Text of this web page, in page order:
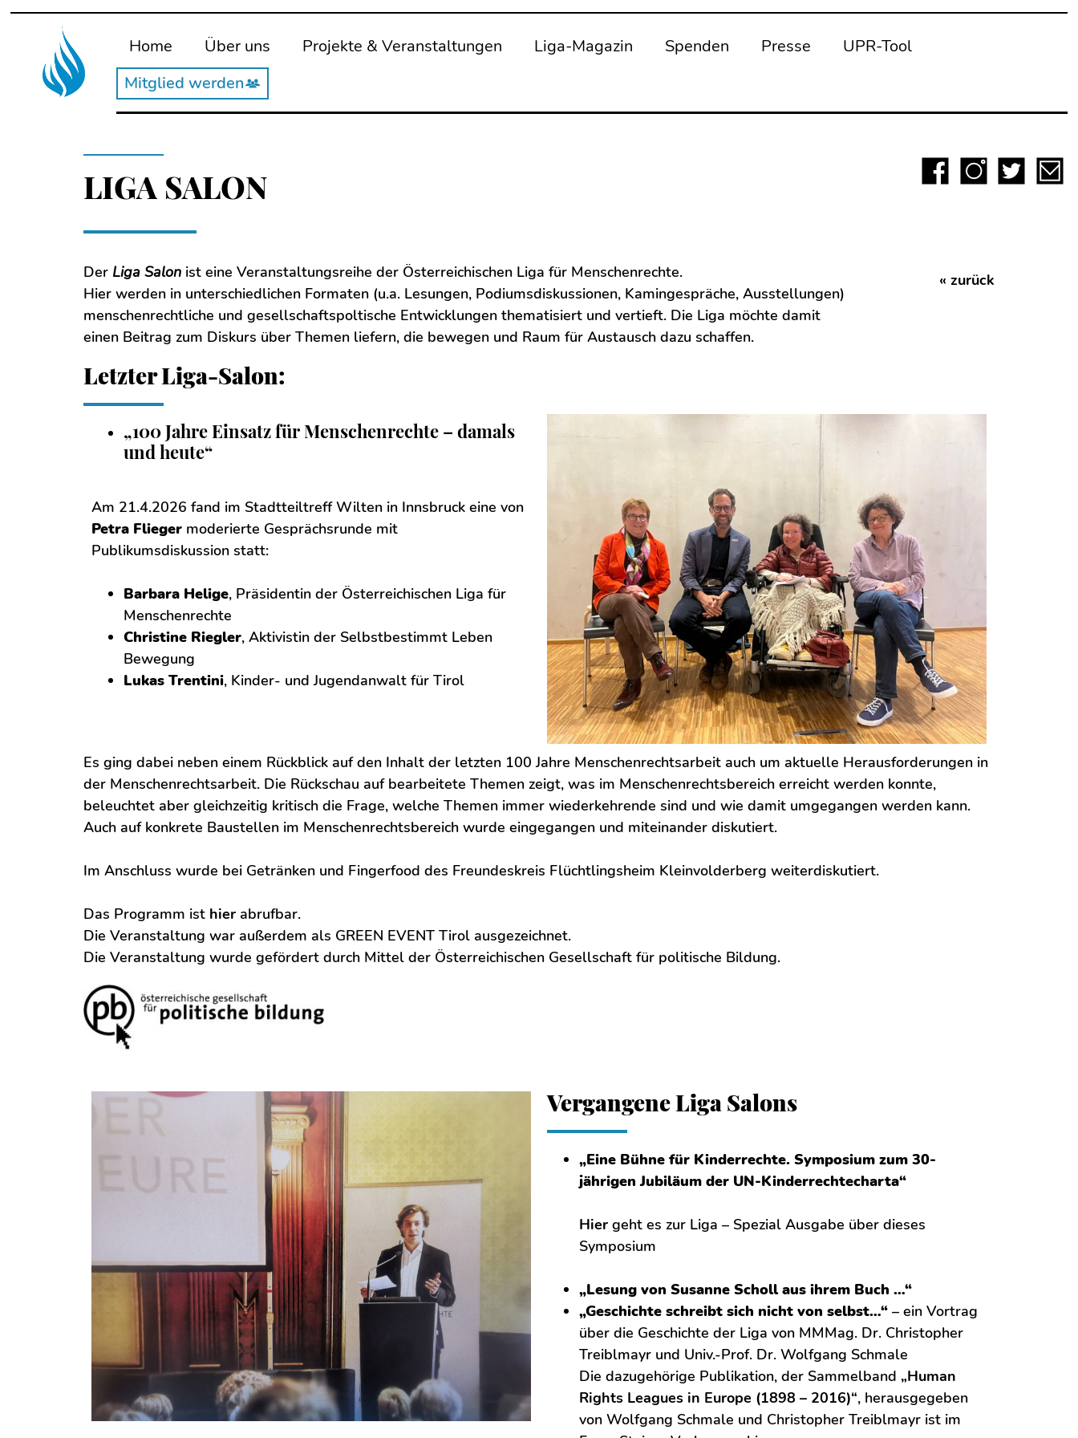
Home Über uns Projekte & Veran­staltungen Liga-Magazin Spenden Presse
UPR-Tool
Mitglied werden
LIGA SALON
Der Liga Salon ist eine Veranstaltungsreihe der Österreichischen Liga für Menschenrechte.
Hier werden in unterschiedlichen Formaten (u.a. Lesungen, Podiumsdiskussionen, Kamingespräche, Ausstellungen)
menschenrechtliche und gesellschaftspoltische Entwicklungen thematisiert und vertieft. Die Liga möchte damit
einen Beitrag zum Diskurs über Themen liefern, die bewegen und Raum für Austausch dazu schaffen.
Letzter Liga-Salon:
« zurück
„100 Jahre Einsatz für Menschenrechte – damals
und heute“
Am 21.4.2026 fand im Stadtteiltreff Wilten in Innsbruck eine von
Petra Flieger moderierte Gesprächsrunde mit
Publikumsdiskussion statt:
Barbara Helige, Präsidentin der Österreichischen Liga für
Menschenrechte
Christine Riegler, Aktivistin der Selbstbestimmt Leben
Bewegung
Lukas Trentini, Kinder- und Jugendanwalt für Tirol
Es ging dabei neben einem Rückblick auf den Inhalt der letzten 100 Jahre Menschenrechtsarbeit auch um aktuelle Herausforderungen in
der Menschenrechtsarbeit. Die Rückschau auf bearbeitete Themen zeigt, was im Menschenrechtsbereich erreicht werden konnte,
beleuchtet aber gleichzeitig kritisch die Frage, welche Themen immer wiederkehrende sind und wie damit umgegangen werden kann.
Auch auf konkrete Baustellen im Menschenrechtsbereich wurde eingegangen und miteinander diskutiert.
Im Anschluss wurde bei Getränken und Fingerfood des Freundeskreis Flüchtlingsheim Kleinvolderberg weiterdiskutiert.
Das Programm ist hier abrufbar.
Die Veranstaltung war außerdem als GREEN EVENT Tirol ausgezeichnet.
Die Veranstaltung wurde gefördert durch Mittel der Österreichischen Gesellschaft für politische Bildung.
Vergangene Liga Salons
„Eine Bühne für Kinderrechte. Symposium zum 30-
jährigen Jubiläum der UN-Kinderrechtecharta“
Hier geht es zur Liga – Spezial Ausgabe über dieses
Symposium
„Lesung von Susanne Scholl aus ihrem Buch …“
„Geschichte schreibt sich nicht von selbst…“ – ein Vortrag
über die Geschichte der Liga von MMMag. Dr. Christopher
Treiblmayr und Univ.-Prof. Dr. Wolfgang Schmale
Die dazugehörige Publikation, der Sammelband „Human
Rights Leagues in Europe (1898 – 2016)“, herausgegeben
von Wolfgang Schmale und Christopher Treiblmayr ist im